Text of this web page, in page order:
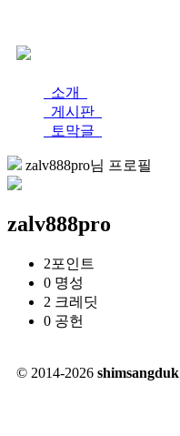
소개
게시판
토막글
zalv888pro님 프로필
zalv888pro
2포인트
0 명성
2 크레딧
0 공헌
© 2014-2026 shimsangduk